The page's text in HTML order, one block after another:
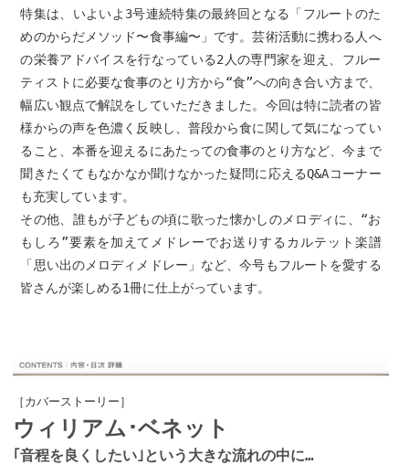
特集は、いよいよ3号連続特集の最終回となる「フルートのた
めのからだメソッド〜食事編〜」です。芸術活動に携わる人へ
の栄養アドバイスを行なっている2人の専門家を迎え、フルー
ティストに必要な食事のとり方から“食”への向き合い方まで、
幅広い観点で解説をしていただきました。今回は特に読者の皆
様からの声を色濃く反映し、普段から食に関して気になってい
ること、本番を迎えるにあたっての食事のとり方など、今まで
聞きたくてもなかなか聞けなかった疑問に応えるQ&Aコーナー
も充実しています。
その他、誰もが子どもの頃に歌った懐かしのメロディに、“お
もしろ”要素を加えてメドレーでお送りするカルテット楽譜
「思い出のメロディメドレー」など、今号もフルートを愛する
皆さんが楽しめる1冊に仕上がっています。
［カバーストーリー］
ウィリアム･ベネット
｢音程を良くしたい｣という大きな流れの中に…